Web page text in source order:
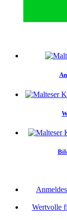
Wertvolle